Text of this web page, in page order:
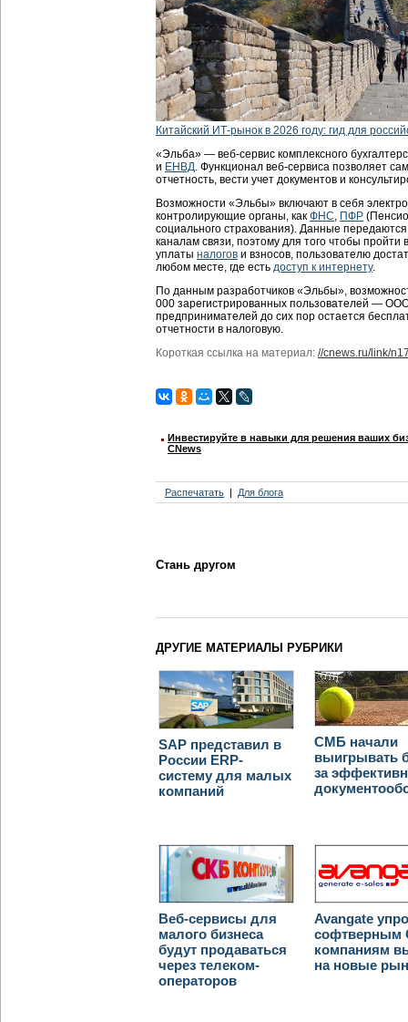
Китайский ИТ-рынок в 2026 году: гид для
«Эльба» — веб-сервис комплексного
и ЕНВД . Функционал веб-сервиса позволяет
отчетность, вести учет документов и
Возможности «Эльбы» включают в себя
контролирующие органы, как ФНС ПФР
социального страхования). Данные
каналам связи, поэтому для того чтобы пройти
уплаты налогов и взносов, пользователю
любом месте, где есть доступ к интернету.
По данным разработчиков «Эльбы»,
000 зарегистрированных пользователей —
предпринимателей до сих пор остается
отчетности в налоговую.
Короткая ссылка на материал: //cnews.ru/link/
Инвестируйте в навыки для решения ваших
CNews
Распечатать Для блога
Стань другом
ДРУГИЕ МАТЕРИАЛЫ РУБРИКИ
SAP представил в
России ERP-
систему для малых
компаний
СМБ начали
выигрывать
за
Веб-сервисы для
малого бизнеса
будут продаваться
через телеком-
операторов
Avangate
софтверным
компаниям
на новые